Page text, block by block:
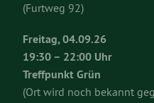
(Furtweg 92)
Freitag, 04.09.26
19:30 – 22:00 Uhr
Treffpunkt Grün
(Ort wird noch bekannt